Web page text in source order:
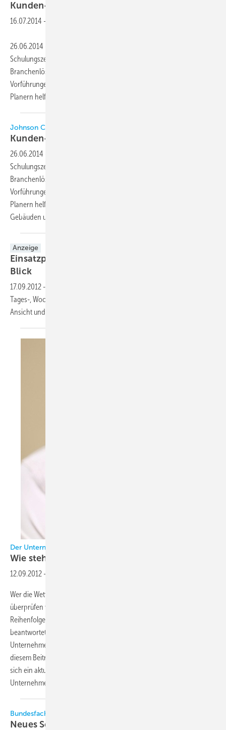
Kunden- und Schulungszentrum
16.07.2014 -
26.06.2014 – Johnson Controls hat sein neues Kunden- und
Schulungszentrum in Aarhus, Dänemark, eröffnet, wo die
Branchenlösungen des Unternehmens gezeigt werden. Live-
Vorführungen und praxisbezogene Schulungen sollen Kunden und
Planern helfen, die betriebliche und energetische Effizienz
Johnson Controls
Kunden- und Schulungszentrum
26.06.2014
Schulungszentrum in Aarhus, Dänemark, eröffnet, wo die
Branchenlösungen des Unternehmens gezeigt werden. Live-
Vorführungen und praxisbezogene Schulungen sollen Kunden und
Planern helfen, die betriebliche und energetische Effizienz von
Gebäuden und industriellen Produktionsstätten zu
Anzeige
Einsatzplaner Termine, Personal, Kunden im
Blick
17.09.2012 -
Tages-, Wochen- und Monatsansicht. Die Termine passen sich jeder
Ansicht und Bildschirmgröße flexibel
Der Unternehmens-check in 10 Fragen
Wie stehe ich denn
12.09.2012 -
Wer die Wettbewerbsfähigkeit seines Unternehmens mit 10 Fragen
überprüfen will, hat ein Problem: die Auswahl und damit auch die
Reihenfolge der Fragen. Deshalb muss zunächst die Frage
beantwortet werden, welche Fakten die Zukunftsfähigkeit des
Unternehmens in besonderem Maße beeinflussen. Lesen Sie in
diesem Beitrag, auf welche Fragen Sie Antworten haben müssen, um
sich ein aktuelles Bild von Ihrem Unternehmen zu machen und Ihr
Unternehmen nach vorne auszurichten.Hans-Jürgen
Bundesfachschule Kälte-Klima-Technik
Neues Seminar Der Servicetechniker beim